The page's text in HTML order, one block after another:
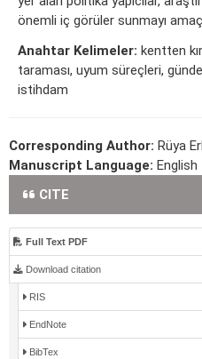
önemli iç görüler sunmayı
Anahtar Kelimeler: kentten
taraması, uyum süreçleri,
istihdam
Corresponding Author: Rüya
Manuscript Language: English
CITE
Full Text PDF
Download citation
RIS
EndNote
BibTex